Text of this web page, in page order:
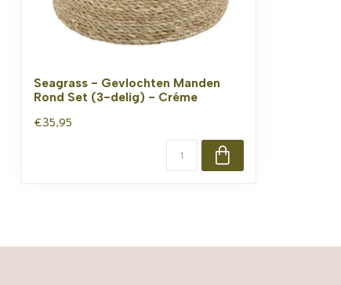
Seagrass - Gevlochten Manden
Rond Set (3-delig) - Créme
€35,95